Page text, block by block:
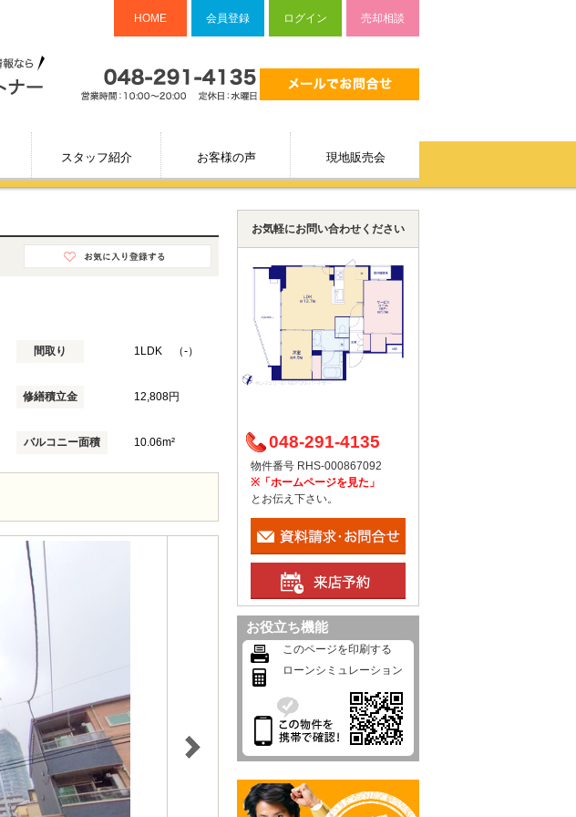
HOME 会員登録 ログイン 売却相談
スタッフ紹介 お客様の声 現地販売会
間取り 1LDK （-）
修繕積立金 12,808円
バルコニー面積 10.06m²
お気軽にお問い合わせください
048-291-4135
物件番号 RHS-000867092
※「ホームページを見た」
とお伝え下さい。
お役立ち機能
このページを印刷する
ローンシミュレーション